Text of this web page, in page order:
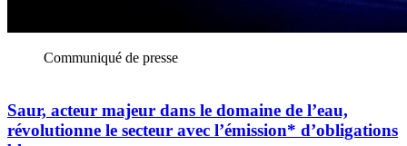
Communiqué de presse
Saur, acteur majeur dans le domaine de l’eau,
révolutionne le secteur avec l’émission* d’obligations